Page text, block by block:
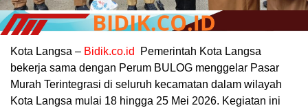
Kota Langsa – Bidik.co.id
Pemerintah Kota Langsa
bekerja sama dengan Perum BULOG menggelar Pasar
Murah Terintegrasi di seluruh kecamatan dalam wilayah
Kota Langsa mulai 18 hingga 25 Mei 2026. Kegiatan ini